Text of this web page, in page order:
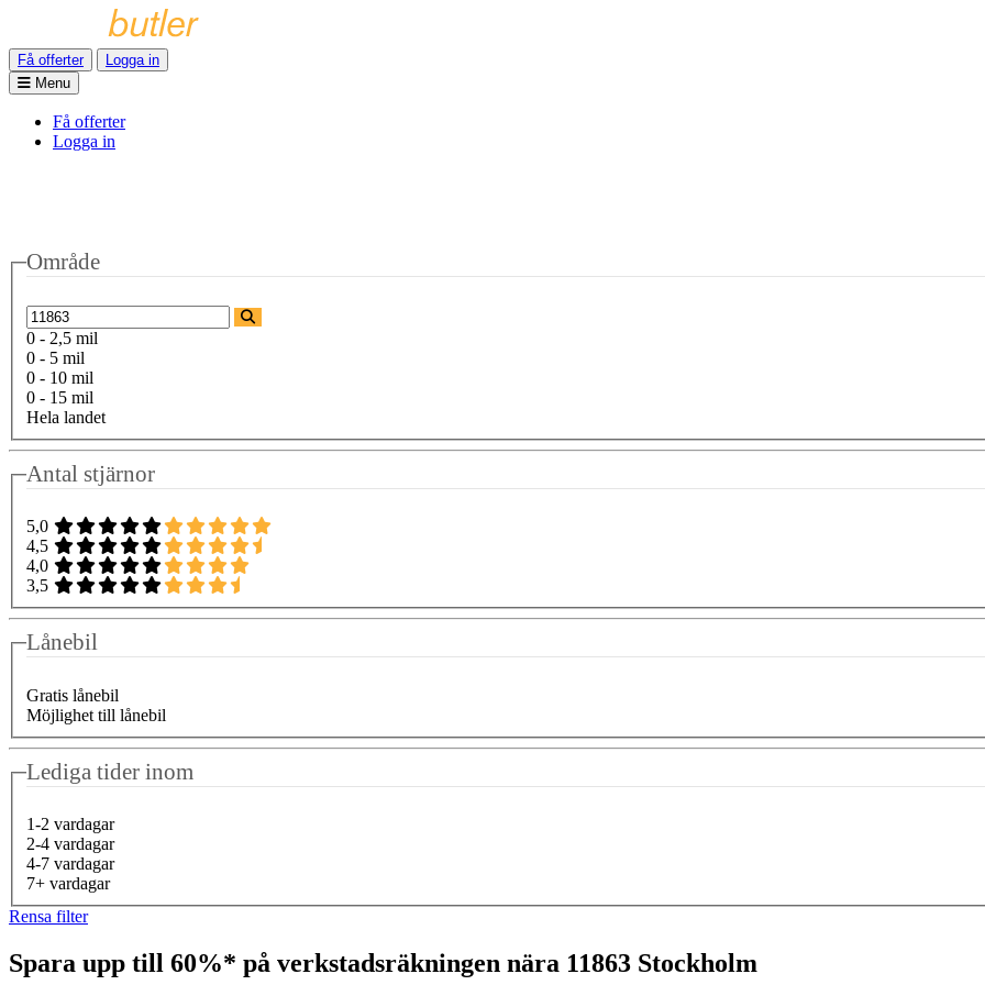
Få offerter
Logga in
Menu
Få offerter
Logga in
Område
0 - 2,5 mil
0 - 5 mil
0 - 10 mil
0 - 15 mil
Hela landet
Antal stjärnor
5,0
4,5
4,0
3,5
Lånebil
Gratis lånebil
Möjlighet till lånebil
Lediga tider inom
1-2 vardagar
2-4 vardagar
4-7 vardagar
7+ vardagar
Rensa filter
Spara upp till 60%* på verkstadsräkningen nära 11863 Stockholm